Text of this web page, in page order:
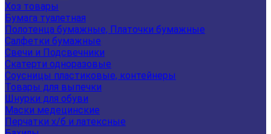
Хоз товары
Бумага туалетная
Полотенца бумажные, Платочки бумажные
Салфетки бумажные
Свечи и Подсвечники
Скатерти одноразовые
Соусницы пластиковые, контейнеры
Товары для выпечки
Шнурки для обуви
Маски медецинские
Перчатки х/б и латексные